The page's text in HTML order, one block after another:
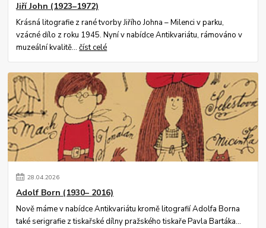
Jiří John (1923–1972)
Krásná litografie z rané tvorby Jiřího Johna – Milenci v parku,
vzácné dílo z roku 1945. Nyní v nabídce Antikvariátu, rámováno v
muzeální kvalitě...číst celé
28.04.2026
Adolf Born (1930– 2016)
Nově máme v nabídce Antikvariátu kromě litografií Adolfa Borna
také serigrafie z tiskařské dílny pražského tiskaře Pavla Bartáka...